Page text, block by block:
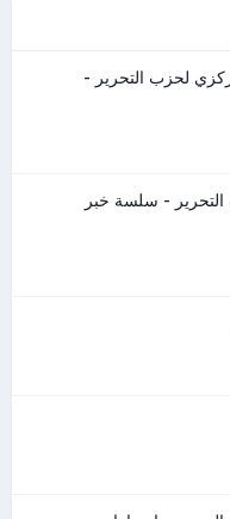
لحزب التحرير -
- سلسة خبر